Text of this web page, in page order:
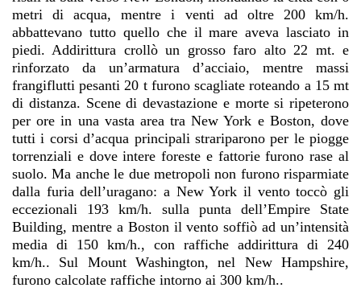
metri di acqua, mentre i venti ad oltre 200 km/h.
abbattevano tutto quello che il mare aveva lasciato in
piedi. Addirittura crollò un grosso faro alto 22 mt. e
rinforzato da un’armatura d’acciaio, mentre massi
frangiflutti pesanti 20 t furono scagliate roteando a 15 mt
di distanza. Scene di devastazione e morte si ripeterono
per ore in una vasta area tra New York e Boston, dove
tutti i corsi d’acqua principali strariparono per le piogge
torrenziali e dove intere foreste e fattorie furono rase al
suolo. Ma anche le due metropoli non furono risparmiate
dalla furia dell’uragano: a New York il vento toccò gli
eccezionali 193 km/h. sulla punta dell’Empire State
Building, mentre a Boston il vento soffiò ad un’intensità
media di 150 km/h., con raffiche addirittura di 240
km/h.. Sul Mount Washington, nel New Hampshire,
furono calcolate raffiche intorno ai 300 km/h..